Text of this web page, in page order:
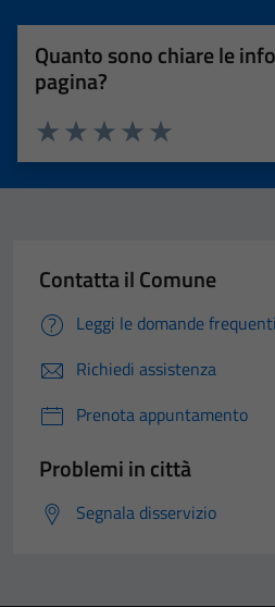
Quanto sono chiare le
pagina?
Valuta 5 stelle
Valuta 4 stelle su 5
Valuta 3 stelle su 5
Valuta 2 stelle su 5
Valuta 1 stelle su 5
Contatta il Comune
Leggi le domande frequenti
Richiedi assistenza
Prenota appuntamento
Problemi in città
Segnala disservizio